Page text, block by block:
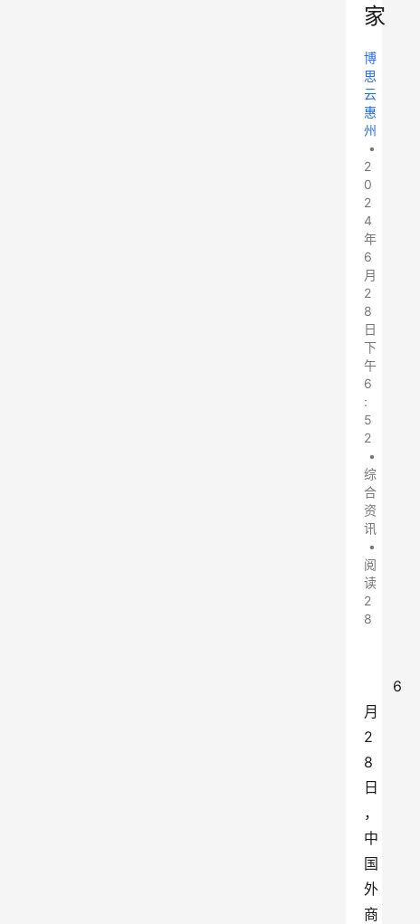
家
博
思
云
惠
州
•
2
0
2
4
年
6
月
2
8
日
下
午
6
:
5
2
•
综
合
资
讯
•
阅
读
2
8
6
月
2
8
日
，
中
国
外
商